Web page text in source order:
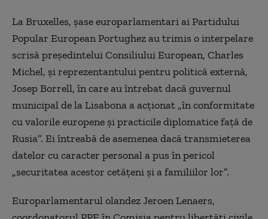
La Bruxelles, șase europarlamentari ai Partidului
Popular European Portughez au trimis o interpelare
scrisă președintelui Consiliului European, Charles
Michel, și reprezentantului pentru politică externă,
Josep Borrell, în care au întrebat dacă guvernul
municipal de la Lisabona a acționat „în conformitate
cu valorile europene și practicile diplomatice față de
Rusia”. Ei întreabă de asemenea dacă transmieterea
datelor cu caracter personal a pus în pericol
„securitatea acestor cetățeni și a familiilor lor”.
Europarlamentarul olandez Jeroen Lenaers,